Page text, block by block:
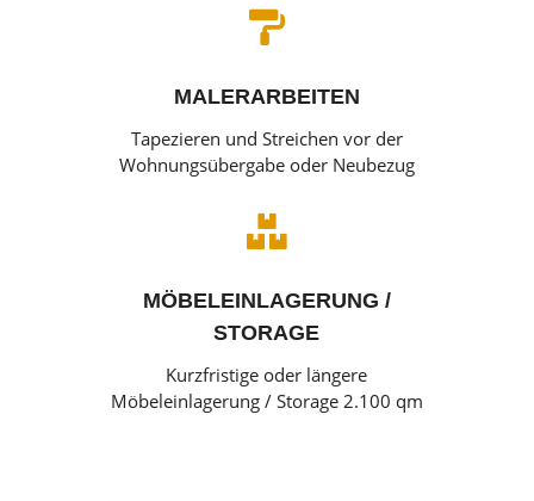

MALERARBEITEN
Tapezieren und Streichen vor der
Wohnungsübergabe oder Neubezug

MÖBELEINLAGERUNG /
STORAGE
Kurzfristige oder längere
Möbeleinlagerung / Storage 2.100 qm